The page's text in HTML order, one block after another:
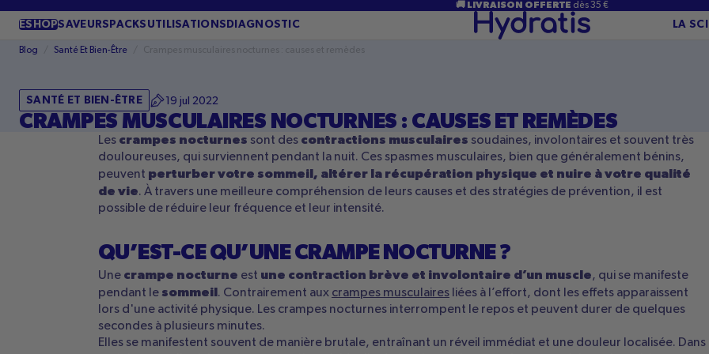
AU
CONTENU
🚚 LIVRAISON OFFERTE dès 35 €
ESHOPSAVEURS PACKS UTILISATIONS DIAGNOSTIC LA
Blog Santé Et Bien-Être Crampes musculaires nocturnes : causes et remèdes
SANTÉ ET BIEN-ÊTRE 19 jul 2022
CRAMPES MUSCULAIRES NOCTURNES : CAUSES ET REMÈDES
Les crampes nocturnes sont des contractions musculaires soudaines, involontaires et souvent très
douloureuses, qui surviennent pendant la nuit. Ces spasmes musculaires, bien que généralement bénins,
peuvent perturber votre sommeil, altérer la récupération physique et nuire à votre qualité
de vie. À travers une meilleure compréhension de leurs causes et des stratégies de prévention, il est
possible de réduire leur fréquence et leur intensité.
QU’EST-CE QU’UNE CRAMPE NOCTURNE ?
Une crampe nocturne est une contraction brève et involontaire d’un muscle, qui se manifeste
pendant lesommeil . Contrairement aux crampes musculaires liées à l’effort, dont les effets apparaissent
lors d'une activité physique. Les crampes nocturnes interrompent le repos et peuvent durer de quelques
secondes à plusieurs minutes.
Elles se manifestent souvent de manière brutale, entraînant un réveil immédiat et une douleur localisée. Dans